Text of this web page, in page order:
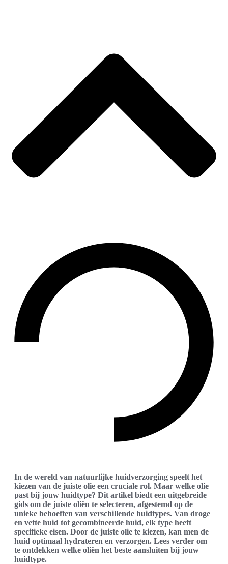
In de wereld van natuurlijke huidverzorging speelt het
kiezen van de juiste olie een cruciale rol. Maar welke olie
past bij jouw huidtype? Dit artikel biedt een uitgebreide
gids om de juiste oliën te selecteren, afgestemd op de
unieke behoeften van verschillende huidtypes. Van droge
en vette huid tot gecombineerde huid, elk type heeft
specifieke eisen. Door de juiste olie te kiezen, kan men de
huid optimaal hydrateren en verzorgen. Lees verder om
te ontdekken welke oliën het beste aansluiten bij jouw
huidtype.